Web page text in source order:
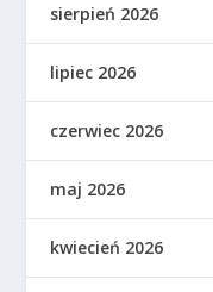
sierpień 2026
lipiec 2026
czerwiec 2026
maj 2026
kwiecień 2026